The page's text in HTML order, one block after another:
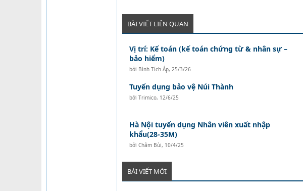
BÀI VIẾT LIÊN QUAN
Vị trí: Kế toán (kế toán chứng từ & nhân sự –
bảo hiểm)
bởi Bình Tích Áp, 25/3/26
Tuyển dụng bảo vệ Núi Thành
bởi Trimico, 12/6/25
Hà Nội tuyển dụng Nhân viên xuất nhập
khẩu(28-35M)
bởi Châm Bùi, 10/4/25
BÀI VIẾT MỚI